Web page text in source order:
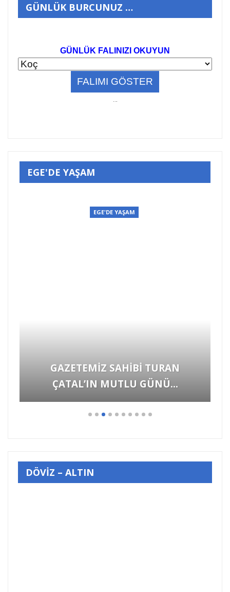
GÜNLÜK BURCUNUZ …
GÜNLÜK FALINIZI OKUYUN
...
EGE'DE YAŞAM
EGE'DE YAŞAM
GAZETEMİZ SAHİBİ TURAN
ÇATAL’IN MUTLU GÜNÜ…
DÖVİZ – ALTIN